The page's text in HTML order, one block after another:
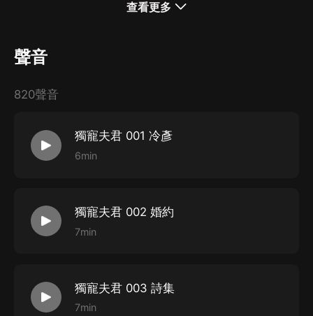
的寧靜融為一體，讓他人，甚至整個世界都感受不到她的
地有著細微的動作，我會以為她已睡著，或者，也許永遠
發出那足以讓世界回春的生命力的眼眸，我不知道，她為
她的存在。 “媽媽！這樣會著涼的！” 我用自認為足夠引
起她注意的音量叫她，可是没想到，聲音從嗓子眼兒里發
“媽”本已出口的字眼無法收回。可我卻不想再繼續下去。
這樣的意境，讓人實在是不忍打擾，也不容破壞。 我知
證的，發生在那個年代的，居住在那個園子里的人們的故
事。那如泣如訴，如樂如語的聲音是主角們曾經來過的最
查看更多
聲音
820聲音
獨寵夫君 001 冷彥
6min
獨寵夫君 002 婚約
7min
獨寵夫君 003 詩集
7min